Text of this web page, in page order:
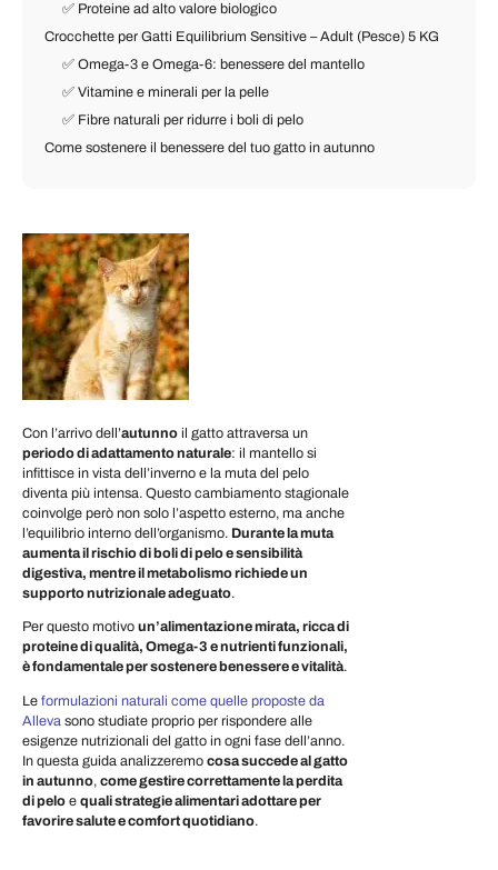
✅ Proteine ad alto valore biologico
Crocchette per Gatti Equilibrium Sensitive – Adult (Pesce) 5 KG
✅ Omega-3 e Omega-6: benessere del mantello
✅ Vitamine e minerali per la pelle
✅ Fibre naturali per ridurre i boli di pelo
Come sostenere il benessere del tuo gatto in autunno
Con l’arrivo dell’autunno il gatto attraversa un
periodo di adattamento naturale: il mantello si
infittisce in vista dell’inverno e la muta del pelo
diventa più intensa. Questo cambiamento stagionale
coinvolge però non solo l’aspetto esterno, ma anche
l’equilibrio interno dell’organismo. Durante la muta
aumenta il rischio di boli di pelo e sensibilità
digestiva, mentre il metabolismo richiede un
supporto nutrizionale adeguato.
Per questo motivo un’alimentazione mirata, ricca di
proteine di qualità, Omega-3 e nutrienti funzionali,
è fondamentale per sostenere benessere e vitalità.
Le formulazioni naturali come quelle proposte da
Alleva sono studiate proprio per rispondere alle
esigenze nutrizionali del gatto in ogni fase dell’anno.
In questa guida analizzeremo cosa succede al gatto
in autunno, come gestire correttamente la perdita
di pelo e quali strategie alimentari adottare per
favorire salute e comfort quotidiano.